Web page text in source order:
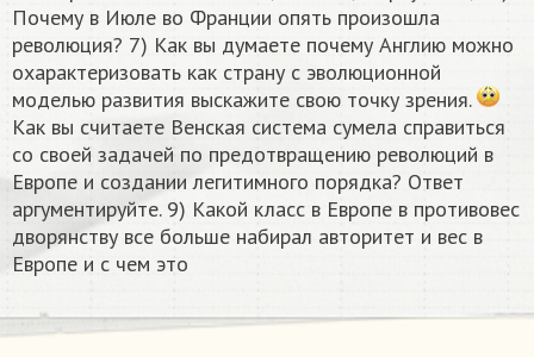
Почему в Июле во Франции опять произошла
революция? 7) Как вы думаете почему Англию можно
охарактеризовать как страну с эволюционной
моделью развития выскажите свою точку зрения.
Как вы считаете Венская система сумела справиться
со своей задачей по предотвращению революций в
Европе и создании легитимного порядка? Ответ
аргументируйте. 9) Какой класс в Европе в противовес
дворянству все больше набирал авторитет и вес в
Европе и с чем это